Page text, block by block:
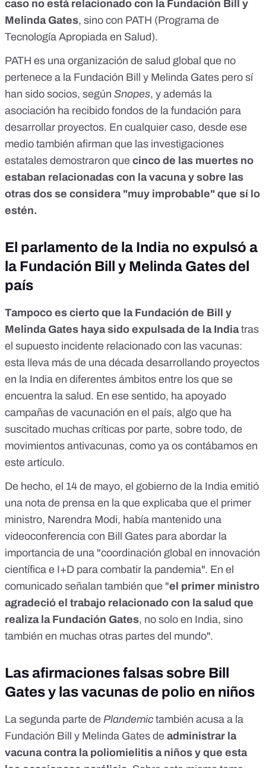
caso no está relacionado con la Fundación Bill y
Melinda Gates, sino con PATH (Programa de
Tecnología Apropiada en Salud).
PATH es una organización de salud global que no
pertenece a la Fundación Bill y Melinda Gates pero sí
han sido socios, según Snopes, y además la
asociación ha recibido fondos de la fundación para
desarrollar proyectos. En cualquier caso, desde ese
medio también afirman que las investigaciones
estatales demostraron que cinco de las muertes no
estaban relacionadas con la vacuna y sobre las
otras dos se considera "muy improbable" que sí lo
estén.
El parlamento de la India no expulsó a
la Fundación Bill y Melinda Gates del
país
Tampoco es cierto que la Fundación de Bill y
Melinda Gates haya sido expulsada de la Indiatras
el supuesto incidente relacionado con las vacunas:
esta lleva más de una década desarrollando proyectos
en la India en diferentes ámbitos entre los que se
encuentra la salud. En ese sentido, ha apoyado
campañas de vacunación en el país, algo que ha
suscitado muchas críticas por parte, sobre todo, de
movimientos antivacunas, como ya os contábamos en
este artículo.
De hecho, el 14 de mayo, el gobierno de la India emitió
una nota de prensa en la que explicaba que el primer
ministro, Narendra Modi, había mantenido una
videoconferencia con Bill Gates para abordar la
importancia de una "coordinación global en innovación
científica e I+D para combatir la pandemia". En el
comunicado señalan también que "el primer ministro
agradeció el trabajo relacionado con la salud que
realiza la Fundación Gates, no solo en India, sino
también en muchas otras partes del mundo".
Las afirmaciones falsas sobre Bill
Gates y las vacunas de polio en niños
La segunda parte de Plandemic también acusa a la
Fundación Bill y Melinda Gates de administrar la
vacuna contra la poliomielitis a niños y que esta